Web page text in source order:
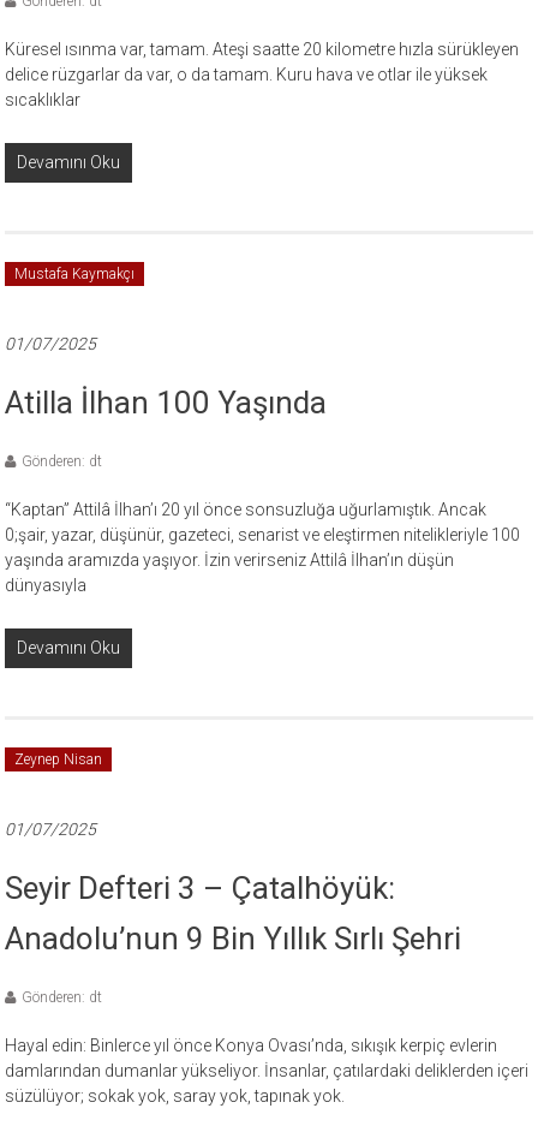
Küresel ısınma var, tamam. Ateşi saatte 20 kilometre hızla sürükleyen
delice rüzgarlar da var, o da tamam. Kuru hava ve otlar ile yüksek
sıcaklıklar
Devamını Oku
Mustafa Kaymakçı
01/07/2025
Atilla İlhan 100 Yaşında
Gönderen: dt
“Kaptan” Attilâ İlhan’ı 20 yıl önce sonsuzluğa uğurlamıştık. Ancak
0;şair, yazar, düşünür, gazeteci, senarist ve eleştirmen nitelikleriyle 100
yaşında aramızda yaşıyor. İzin verirseniz Attilâ İlhan’ın düşün
dünyasıyla
Devamını Oku
Zeynep Nisan
01/07/2025
Seyir Defteri 3 – Çatalhöyük:
Anadolu’nun 9 Bin Yıllık Sırlı Şehri
Gönderen: dt
Hayal edin: Binlerce yıl önce Konya Ovası’nda, sıkışık kerpiç evlerin
damlarından dumanlar yükseliyor. İnsanlar, çatılardaki deliklerden içeri
süzülüyor; sokak yok, saray yok, tapınak yok.